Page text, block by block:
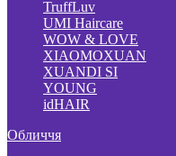
TruffLuv
UMI Haircare
WOW & LOVE
XIAOMOXUAN
XUANDI SI
YOUNG
idHAIR
Обличчя